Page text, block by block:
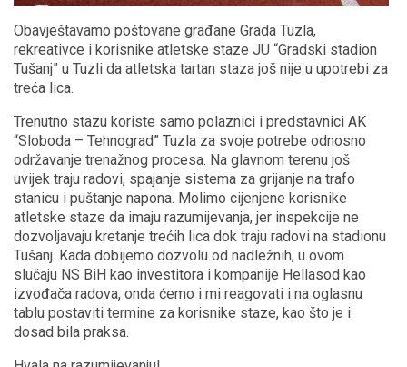
Obavještavamo poštovane građane Grada Tuzla,
rekreativce i korisnike atletske staze JU “Gradski stadion
Tušanj” u Tuzli da atletska tartan staza još nije u upotrebi za
treća lica.
Trenutno stazu koriste samo polaznici i predstavnici AK
“Sloboda – Tehnograd” Tuzla za svoje potrebe odnosno
održavanje trenažnog procesa. Na glavnom terenu još
uvijek traju radovi, spajanje sistema za grijanje na trafo
stanicu i puštanje napona. Molimo cijenjene korisnike
atletske staze da imaju razumijevanja, jer inspekcije ne
dozvoljavaju kretanje trećih lica dok traju radovi na stadionu
Tušanj. Kada dobijemo dozvolu od nadležnih, u ovom
slučaju NS BiH kao investitora i kompanije Hellasod kao
izvođača radova, onda ćemo i mi reagovati i na oglasnu
tablu postaviti termine za korisnike staze, kao što je i
dosad bila praksa.